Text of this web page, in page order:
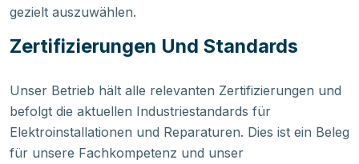
gezielt auszuwählen.
Zertifizierungen Und Standards
Unser Betrieb hält alle relevanten Zertifizierungen und
befolgt die aktuellen Industriestandards für
Elektroinstallationen und Reparaturen. Dies ist ein Beleg
für unsere Fachkompetenz und unser